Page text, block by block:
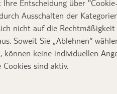
abzuheben! In der TUI-
an, in diesem Jahr mit dem
– die übrigen
Entscheidung über
Ausschalten der
nicht auf die
Soweit Sie „Ablehnen“
können keine individuellen
sind aktiv.